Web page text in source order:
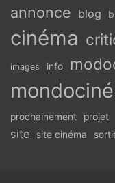
annonce blog
cinéma
images info
mondociné
prochainement projet
site site cinéma